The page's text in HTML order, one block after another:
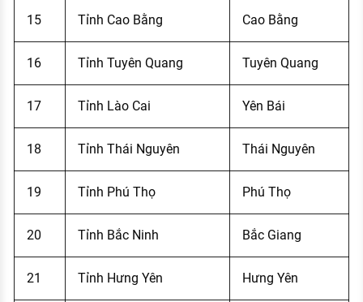
15 Tỉnh Cao Bằng Cao Bằng
16 Tỉnh Tuyên Quang Tuyên Quang
17 Tỉnh Lào Cai Yên Bái
18 Tỉnh Thái Nguyên Thái Nguyên
19 Tỉnh Phú Thọ Phú Thọ
20 Tỉnh Bắc Ninh Bắc Giang
21 Tỉnh Hưng Yên Hưng Yên